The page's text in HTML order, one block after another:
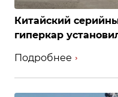
Китайский
гиперкар
Подробнее